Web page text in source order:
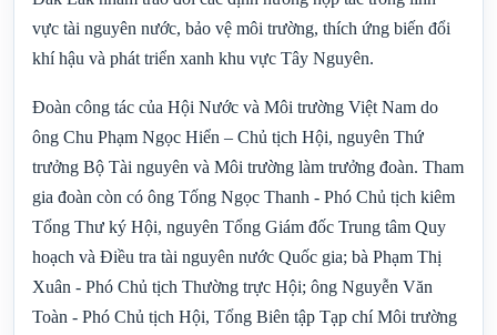
vực tài nguyên nước, bảo vệ môi trường, thích ứng biến đổi
khí hậu và phát triển xanh khu vực Tây Nguyên.
Đoàn công tác của Hội Nước và Môi trường Việt Nam do
ông Chu Phạm Ngọc Hiển – Chủ tịch Hội, nguyên Thứ
trưởng Bộ Tài nguyên và Môi trường làm trưởng đoàn. Tham
gia đoàn còn có ông Tống Ngọc Thanh - Phó Chủ tịch kiêm
Tổng Thư ký Hội, nguyên Tổng Giám đốc Trung tâm Quy
hoạch và Điều tra tài nguyên nước Quốc gia; bà Phạm Thị
Xuân - Phó Chủ tịch Thường trực Hội; ông Nguyễn Văn
Toàn - Phó Chủ tịch Hội, Tổng Biên tập Tạp chí Môi trường